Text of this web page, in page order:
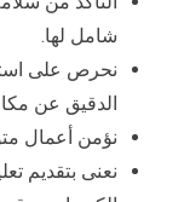
شامل لها.
نحرص على
الدقيق عن
نؤمن أعمال
نعنى بتقديم